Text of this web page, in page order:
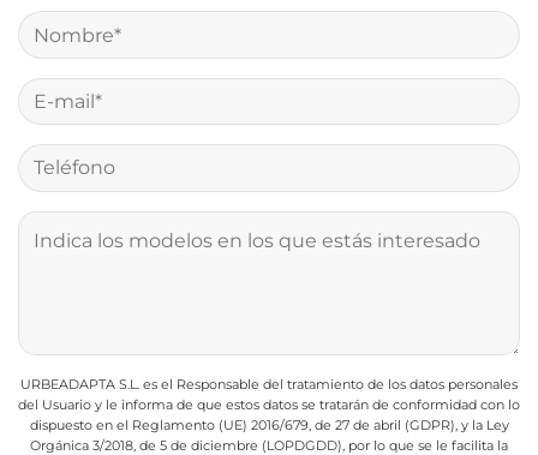
URBEADAPTA S.L. es el Responsable del tratamiento de los datos personales
del Usuario y le informa de que estos datos se tratarán de conformidad con lo
dispuesto en el Reglamento (UE) 2016/679, de 27 de abril (GDPR), y la Ley
Orgánica 3/2018, de 5 de diciembre (LOPDGDD), por lo que se le facilita la